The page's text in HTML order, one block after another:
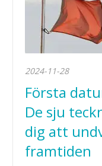
2024-11-28
Första
De sju
dig att
framtiden